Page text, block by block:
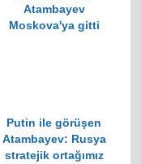
Atambayev
Moskova'ya gitti
Putin ile görüşen
Atambayev: Rusya
stratejik ortağımız